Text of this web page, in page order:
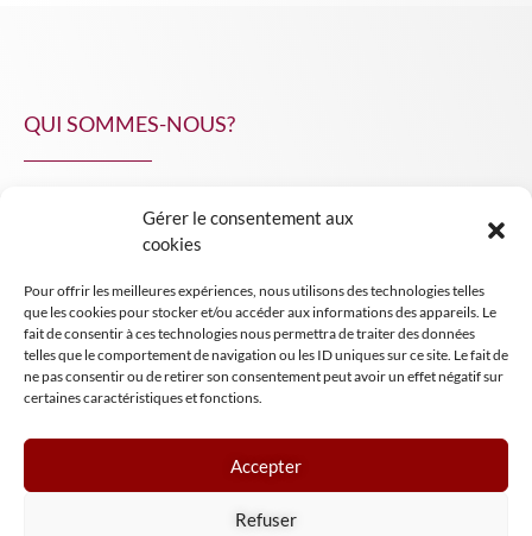
Gérer le consentement aux
cookies
Pour offrir les meilleures expériences, nous utilisons des technologies telles
que les cookies pour stocker et/ou accéder aux informations des appareils. Le
fait de consentir à ces technologies nous permettra de traiter des données
telles que le comportement de navigation ou les ID uniques sur ce site. Le fait de
ne pas consentir ou de retirer son consentement peut avoir un effet négatif sur
certaines caractéristiques et fonctions.
Accepter
Refuser
QUI SOMMES-NOUS?
INSIGHT NPA
Mentions légales